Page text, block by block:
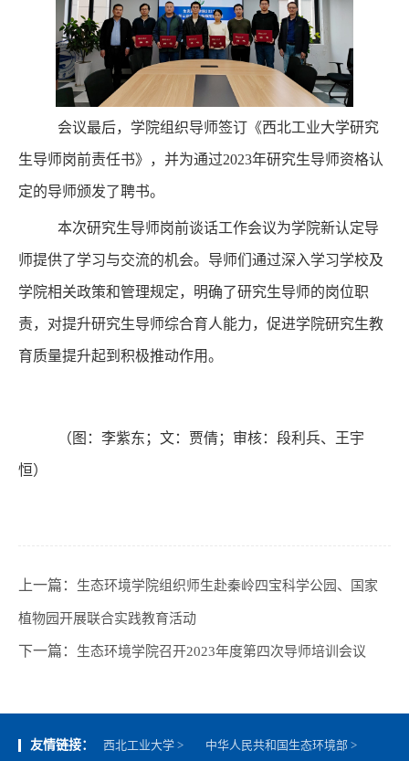
会议最后，学院组织导师签订《西北工业大学研究
生导师岗前责任书》，并为通过2023年研究生导师资格认
定的导师颁发了聘书。
本次研究生导师岗前谈话工作会议为学院新认定导
师提供了学习与交流的机会。导师们通过深入学习学校及
学院相关政策和管理规定，明确了研究生导师的岗位职
责，对提升研究生导师综合育人能力，促进学院研究生教
育质量提升起到积极推动作用。
（图：李紫东；文：贾倩；审核：段利兵、王宇
恒）
上一篇： 生态环境学院组织师生赴秦岭四宝科学公园、国家
植物园开展联合实践教育活动
下一篇： 生态环境学院召开2023年度第四次导师培训会议
友情链接： 西北工业大学 > 中华人民共和国生态环境部 >